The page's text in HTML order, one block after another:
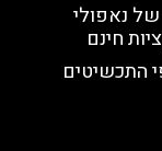
נאפולי
חינם
התכשיטים